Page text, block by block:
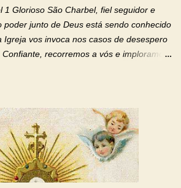
que quiseste atrair tudo a teu unigênito
permite que, pelos méritos e exemplos
1 Glorioso São Charbel, fiel seguidor e
poder junto de Deus está sendo conhecido
Igreja vos invoca nos casos de desespero
recorremos a vós e imploramos
nos deste favor, da vossa intercessão
patrono, para maior glória de Deus e o
São Charbel! Rogai por Nós e por todos
vosso nome e auxílio. Amén. Oração 2 Ó
Santos, Vós que inspirastes a São